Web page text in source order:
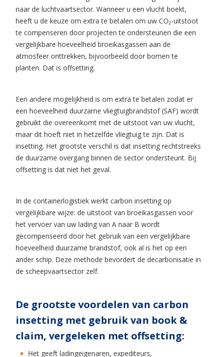
naar de luchtvaartsector. Wanneer u een vlucht boekt,
heeft u de keuze om extra te betalen om uw CO₂-uitstoot
te compenseren door projecten te ondersteunen die een
vergelijkbare hoeveelheid broeikasgassen aan de
atmosfeer onttrekken, bijvoorbeeld door bomen te
planten. Dat is offsetting.
Een andere mogelijkheid is om extra te betalen zodat er
een hoeveelheid duurzame vliegtuigbrandstof (SAF) wordt
gebruikt die overeenkomt met de uitstoot van uw vlucht,
maar dit hoeft niet in hetzelfde vliegtuig te zijn. Dat is
insetting. Het grootste verschil is dat insetting rechtstreeks
de duurzame overgang binnen de sector ondersteunt. Bij
offsetting is dat niet het geval.
In de containerlogistiek werkt carbon insetting op
vergelijkbare wijze: de uitstoot van broeikasgassen voor
het vervoer van uw lading van A naar B wordt
gecompenseerd door het gebruik van een vergelijkbare
hoeveelheid duurzame brandstof, ook al is het op een
ander schip. Deze methode bevordert de decarbonisatie in
de scheepvaartsector zelf.
De grootste voordelen van carbon
insetting met gebruik van book &
claim, vergeleken met offsetting:
Het geeft ladingeigenaren, expediteurs,